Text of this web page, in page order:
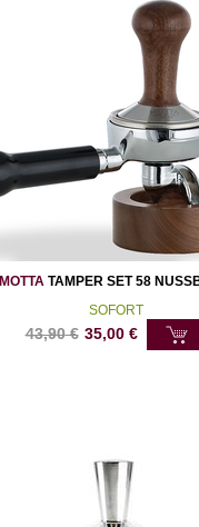
MOTTATAMPER SET 58
SOFORT
43,90€ 35,00€